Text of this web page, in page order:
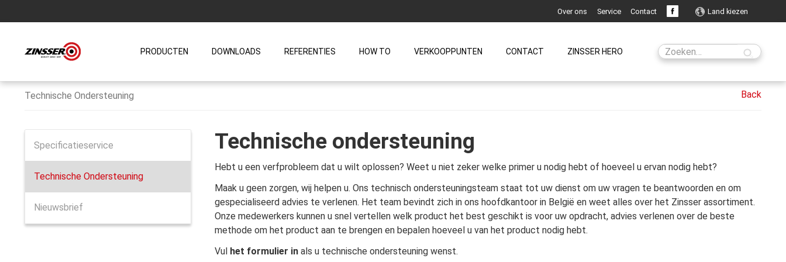
Land kiezen
Over ons Service Contact
PRODUCTEN DOWNLOADS REFERENTIES HOW TO VERKOOPPUNTEN CONTACT ZINSSER HERO
Technische Ondersteuning
Technische ondersteuning
Hebt u een verfprobleem dat u wilt oplossen? Weet u niet zeker welke primer u nodig hebt of hoeveel u ervan nodig hebt?
Maak u geen zorgen, wij helpen u. Ons technisch ondersteuningsteam staat tot uw dienst om uw vragen te beantwoorden en om
gespecialiseerd advies te verlenen. Het team bevindt zich in ons hoofdkantoor in België en weet alles over het Zinsser assortiment.
Onze medewerkers kunnen u snel vertellen welk product het best geschikt is voor uw opdracht, advies verlenen over de beste
methode om het product aan te brengen en bepalen hoeveel u van het product nodig hebt.
Vul het formulier in als u technische ondersteuning wenst.
Specificatieservice
Technische Ondersteuning
Nieuwsbrief